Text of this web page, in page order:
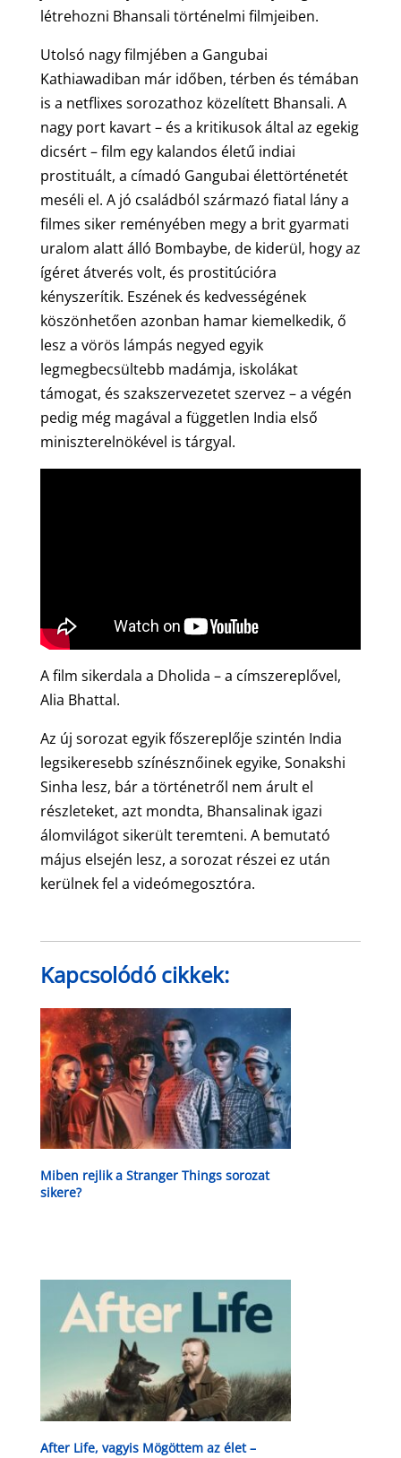
létrehozni Bhansali történelmi filmjeiben.
Utolsó nagy filmjében a Gangubai
Kathiawadiban már időben, térben és témában
is a netflixes sorozathoz közelített Bhansali. A
nagy port kavart – és a kritikusok által az egekig
dicsért – film egy kalandos életű indiai
prostituált, a címadó Gangubai élettörténetét
meséli el. A jó családból származó fiatal lány a
filmes siker reményében megy a brit gyarmati
uralom alatt álló Bombaybe, de kiderül, hogy az
ígéret átverés volt, és prostitúcióra
kényszerítik. Eszének és kedvességének
köszönhetően azonban hamar kiemelkedik, ő
lesz a vörös lámpás negyed egyik
legmegbecsültebb madámja, iskolákat
támogat, és szakszervezetet szervez – a végén
pedig még magával a független India első
miniszterelnökével is tárgyal.
A film sikerdala a Dholida – a címszereplővel,
Alia Bhattal.
Az új sorozat egyik főszereplője szintén India
legsikeresebb színésznőinek egyike, Sonakshi
Sinha lesz, bár a történetről nem árult el
részleteket, azt mondta, Bhansalinak igazi
álomvilágot sikerült teremteni. A bemutató
május elsején lesz, a sorozat részei ez után
kerülnek fel a videómegosztóra.
Kapcsolódó cikkek:
Miben rejlik a Stranger Things sorozat
sikere?
After Life, vagyis Mögöttem az élet –